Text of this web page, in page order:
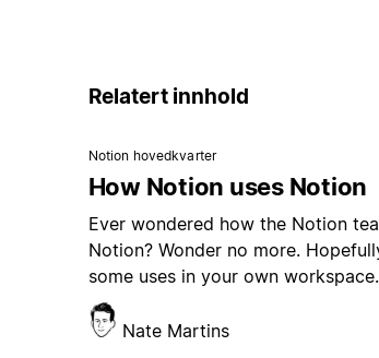
Relatert innhold
Notion hovedkvarter
How Notion uses Notion
Ever wondered how the Notion
Notion? Wonder no more.
some uses in your own workspace.
Nate Martins